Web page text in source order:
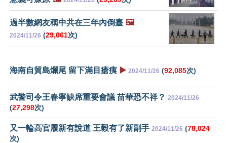
過半數網友稱中共在三年內倒臺 🖼️
2024/11/26 (29,061次)
海南自貿島爛尾 留下滿目瘡痍 ▶️ 2024/11/26 (92,085次)
武警司令王春寧缺席重要會議 苗華恐不祥？ 2024/11/26
(27,298次)
又一輪高官履新有說道 王毅有了新副手 2024/11/26 (78,024
次)